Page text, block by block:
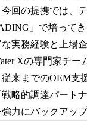
回の提携では、
」で培って
実務経験と上場
Xの専門家チー
来までのOEM支
略的調達パート
力にバックアップ